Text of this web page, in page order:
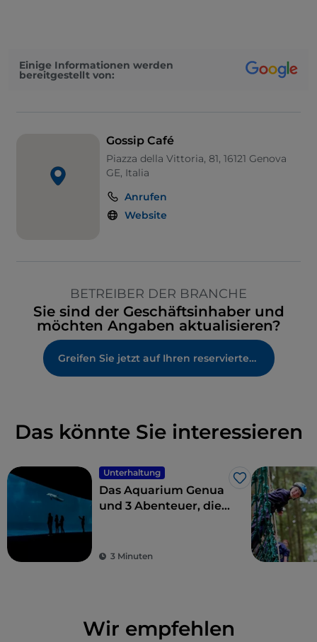
Einige Informationen werden
bereitgestellt von:
Gossip Café
Piazza della Vittoria, 81, 16121 Genova
GE, Italia
Anrufen
Website
BETREIBER DER BRANCHE
Sie sind der Geschäftsinhaber und
möchten Angaben aktualisieren?
Greifen Sie jetzt auf Ihren reservierten Bereich zu
Das könnte Sie interessieren
Unterhaltung
Like
Das Aquarium Genua
und 3 Abenteuer, die
3 Minuten
Wir empfehlen